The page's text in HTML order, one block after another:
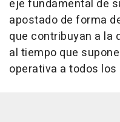
eje fundamental de
apostado de forma
que contribuyan a la
al tiempo que
operativa a todos los